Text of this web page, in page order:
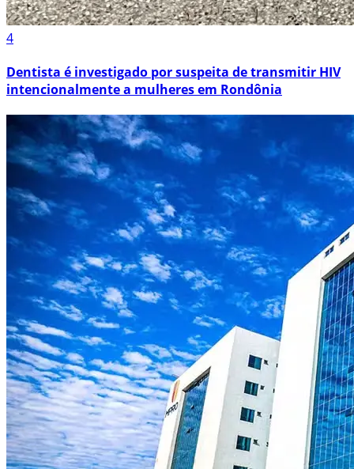
4
Dentista é investigado por suspeita de transmitir HIV
intencionalmente a mulheres em Rondônia